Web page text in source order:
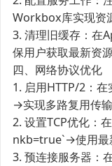
Workbox库实现资
3. 清理旧缓存：在
保用户获取最新资源
四、网络协议优化
1. 启用HTTP/2：
→实现多路复用传输
2. 设置TCP优化：
nkb=true`→使用最
3. 预连接服务器：